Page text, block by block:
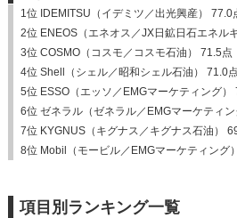
1位 IDEMITSU（イデミツ／出光興産） 77.0
2位 ENEOS（エネオス／JX日鉱日石エネル
3位 COSMO（コスモ／コスモ石油） 71.5点
4位 Shell（シェル／昭和シェル石油） 71.0点
5位 ESSO（エッソ／EMGマーケティング）
6位 ゼネラル（ゼネラル／EMGマーケティ
7位 KYGNUS（キグナス／キグナス石油）
8位 Mobil（モービル／EMGマーケティング
項目別ランキング一覧